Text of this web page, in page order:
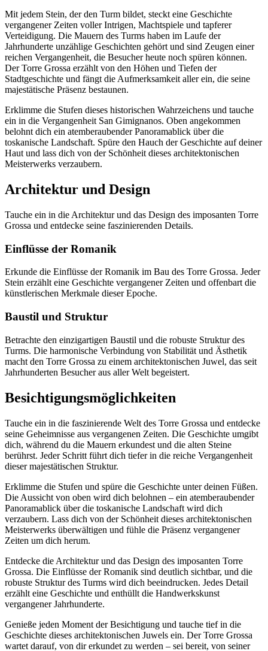
Mit jedem Stein, der den Turm bildet, steckt eine Geschichte
vergangener Zeiten voller Intrigen, Machtspiele und tapferer
Verteidigung. Die Mauern des Turms haben im Laufe der
Jahrhunderte unzählige Geschichten gehört und sind Zeugen einer
reichen Vergangenheit, die Besucher heute noch spüren können.
Der Torre Grossa erzählt von den Höhen und Tiefen der
Stadtgeschichte und fängt die Aufmerksamkeit aller ein, die seine
majestätische Präsenz bestaunen.
Erklimme die Stufen dieses historischen Wahrzeichens und tauche
ein in die Vergangenheit San Gimignanos. Oben angekommen
belohnt dich ein atemberaubender Panoramablick über die
toskanische Landschaft. Spüre den Hauch der Geschichte auf deiner
Haut und lass dich von der Schönheit dieses architektonischen
Meisterwerks verzaubern.
Architektur und Design
Tauche ein in die Architektur und das Design des imposanten Torre
Grossa und entdecke seine faszinierenden Details.
Einflüsse der Romanik
Erkunde die Einflüsse der Romanik im Bau des Torre Grossa. Jeder
Stein erzählt eine Geschichte vergangener Zeiten und offenbart die
künstlerischen Merkmale dieser Epoche.
Baustil und Struktur
Betrachte den einzigartigen Baustil und die robuste Struktur des
Turms. Die harmonische Verbindung von Stabilität und Ästhetik
macht den Torre Grossa zu einem architektonischen Juwel, das seit
Jahrhunderten Besucher aus aller Welt begeistert.
Besichtigungsmöglichkeiten
Tauche ein in die faszinierende Welt des Torre Grossa und entdecke
seine Geheimnisse aus vergangenen Zeiten. Die Geschichte umgibt
dich, während du die Mauern erkundest und die alten Steine
berührst. Jeder Schritt führt dich tiefer in die reiche Vergangenheit
dieser majestätischen Struktur.
Erklimme die Stufen und spüre die Geschichte unter deinen Füßen.
Die Aussicht von oben wird dich belohnen – ein atemberaubender
Panoramablick über die toskanische Landschaft wird dich
verzaubern. Lass dich von der Schönheit dieses architektonischen
Meisterwerks überwältigen und fühle die Präsenz vergangener
Zeiten um dich herum.
Entdecke die Architektur und das Design des imposanten Torre
Grossa. Die Einflüsse der Romanik sind deutlich sichtbar, und die
robuste Struktur des Turms wird dich beeindrucken. Jedes Detail
erzählt eine Geschichte und enthüllt die Handwerkskunst
vergangener Jahrhunderte.
Genieße jeden Moment der Besichtigung und tauche tief in die
Geschichte dieses architektonischen Juwels ein. Der Torre Grossa
wartet darauf, von dir erkundet zu werden – sei bereit, von seiner